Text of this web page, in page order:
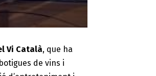
Vi Català, que ha
de vins i